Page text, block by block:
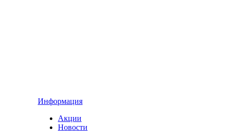
Информация
Акции
Новости